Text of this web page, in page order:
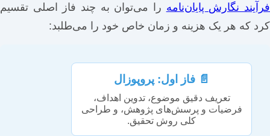
فرآیند نگارش پایان‌نامه را می‌توان به چند فاز اصلی تقسیم
کرد که هر یک هزینه و زمان خاص خود را می‌طلبد:
📄 فاز اول: پروپوزال
تعریف دقیق موضوع، تدوین اهداف،
فرضیات و پرسش‌های پژوهش، و طراحی
کلی روش تحقیق.